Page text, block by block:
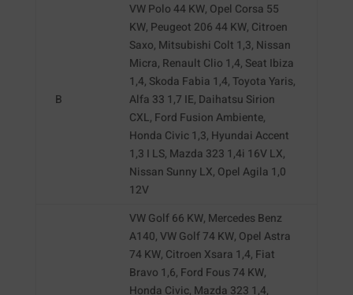
B
VW Polo 44 KW, Opel Corsa 55
KW, Peugeot 206 44 KW, Citroen
Saxo, Mitsubishi Colt 1,3, Nissan
Micra, Renault Clio 1,4, Seat Ibiza
1,4, Skoda Fabia 1,4, Toyota Yaris,
Alfa 33 1,7 IE, Daihatsu Sirion
CXL, Ford Fusion Ambiente,
Honda Civic 1,3, Hyundai Accent
1,3 I LS, Mazda 323 1,4i 16V LX,
Nissan Sunny LX, Opel Agila 1,0
12V
VW Golf 66 KW, Mercedes Benz
A140, VW Golf 74 KW, Opel Astra
74 KW, Citroen Xsara 1,4, Fiat
Bravo 1,6, Ford Fous 74 KW,
Honda Civic, Mazda 323 1,4,